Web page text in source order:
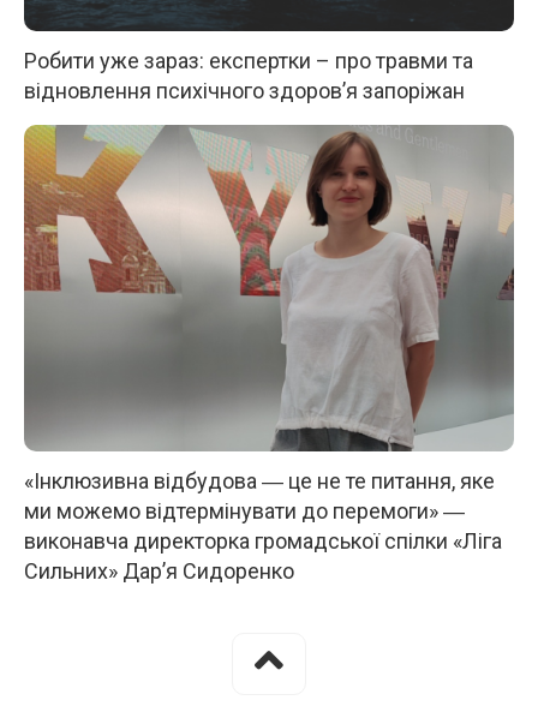
Робити уже зараз: експертки – про травми та
відновлення психічного здоров’я запоріжан
«Інклюзивна відбудова ― це не те питання, яке
ми можемо відтермінувати до перемоги» ―
виконавча директорка громадської спілки «Ліга
Сильних» Дар’я Сидоренко